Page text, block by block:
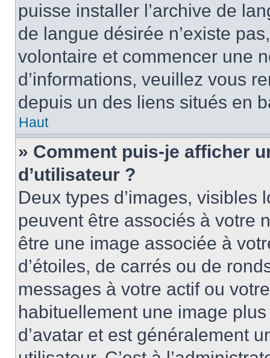
puisse installer l’archive de
de langue désirée n’existe
volontaire et commencer une
d’informations, veuillez vous
depuis un des liens situés en
Haut
» Comment puis-je afficher
d’utilisateur ?
Deux types d’images,
peuvent être associés à votre
être une image associée à
d’étoiles, de carrés ou de
messages à votre actif ou
habituellement une image
d’avatar et est généralement